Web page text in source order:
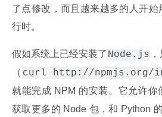
了点修改，而且越来越多的人开始
行时。
假如系统上已经安装了 Node.js
（ curl http://npmjs.org/
就能完成 NPM 的安装。它允许你
获取更多的 Node 包，和 Python 的